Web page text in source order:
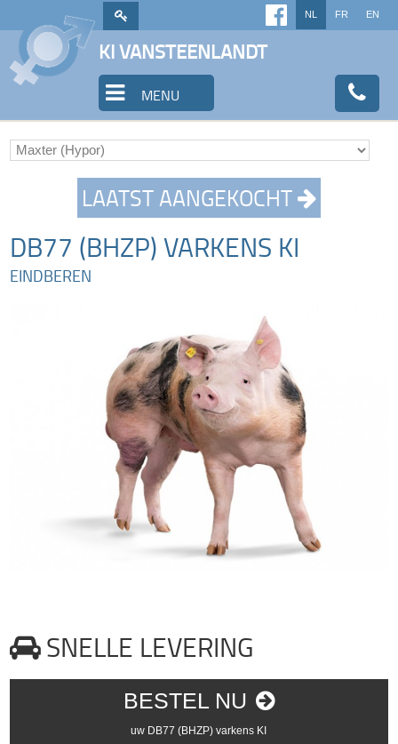
NL FR EN
KI VANSTEENLANDT
MENU
LAATST AANGEKOCHT
DB77 (BHZP) VARKENS KI
EINDBEREN
SNELLE LEVERING
BESTEL NU
uw DB77 (BHZP) varkens KI